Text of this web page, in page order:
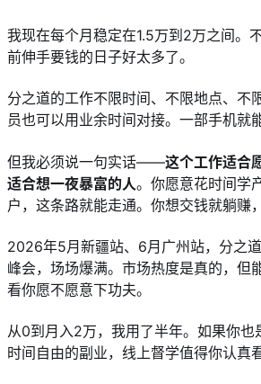
我现在每个月稳定在1.5万到2万之间。
前伸手要钱的日子好太多了。
分之道的工作不限时间、不限地点、不
员也可以用业余时间对接。一部手机就能
但我必须说一句实话——这个工作适合
适合想一夜暴富的人。你愿意花时间学
户，这条路就能走通。你想交钱就躺赚
2026年5月新疆站、6月广州站，分之
峰会，场场爆满。市场热度是真的，但
看你愿不愿意下功夫。
从0到月入2万，我用了半年。如果你也
时间自由的副业，线上督学值得你认真